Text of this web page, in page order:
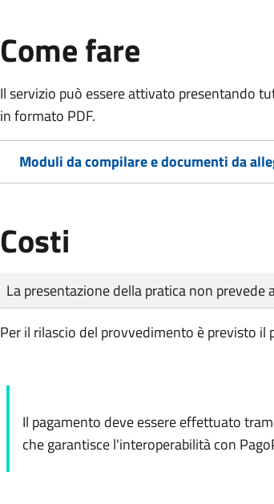
Come fare
Il servizio può essere attivato presentando
in formato PDF.
Moduli da compilare e documenti da
Costi
Tipo di pagamento
Importo
La presentazione della pratica non prevede
Per il rilascio del provvedimento è previsto
Il pagamento deve essere effettuato
che garantisce l'interoperabilità con